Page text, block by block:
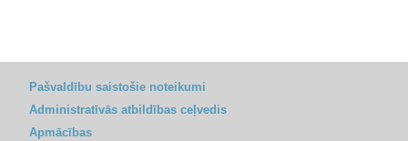
Pašvaldību saistošie noteikumi
Administratīvās atbildības ceļvedis
Apmācības